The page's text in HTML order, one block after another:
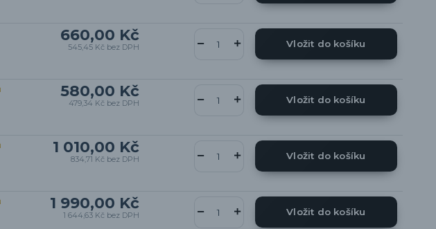
660,00 Kč
545,45 Kč bez DPH Vložit do košíku
580,00 Kč
479,34 Kč bez DPH Vložit do košíku
1 010,00 Kč
834,71 Kč bez DPH Vložit do košíku
1 990,00 Kč
1 644,63 Kč bez DPH Vložit do košíku